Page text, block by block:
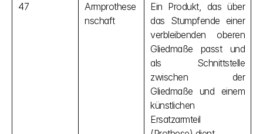
47
Armprothese
nschaft
Ein Produkt, das über
das Stumpfende einer
verbleibenden oberen
Gliedmaße passt und
als Schnittstelle
zwischen der
Gliedmaße und einem
künstlichen
Ersatzarmteil